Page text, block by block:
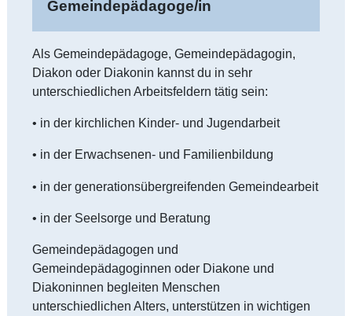
Gemeindepädagoge/in
Als Gemeindepädagoge, Gemeindepädagogin,
Diakon oder Diakonin kannst du in sehr
unterschiedlichen Arbeitsfeldern tätig sein:
• in der kirchlichen Kinder- und Jugendarbeit
• in der Erwachsenen- und Familienbildung
• in der generationsübergreifenden Gemeindearbeit
• in der Seelsorge und Beratung
Gemeindepädagogen und
Gemeindepädagoginnen oder Diakone und
Diakoninnen begleiten Menschen
unterschiedlichen Alters, unterstützen in wichtigen